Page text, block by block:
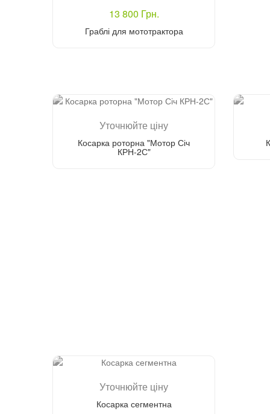
13 800 Грн.
Граблі для мототрактора
Уточнюйте ціну
Косарка роторна "Мотор Січ
КРН-2С"
Уточнюйте ціну
Косарка сегментна